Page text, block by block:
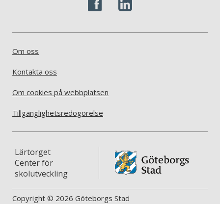
Om oss
Kontakta oss
Om cookies på webbplatsen
Tillgänglighetsredogörelse
Lärtorget
Center för
skolutveckling
Copyright © 2026 Göteborgs Stad